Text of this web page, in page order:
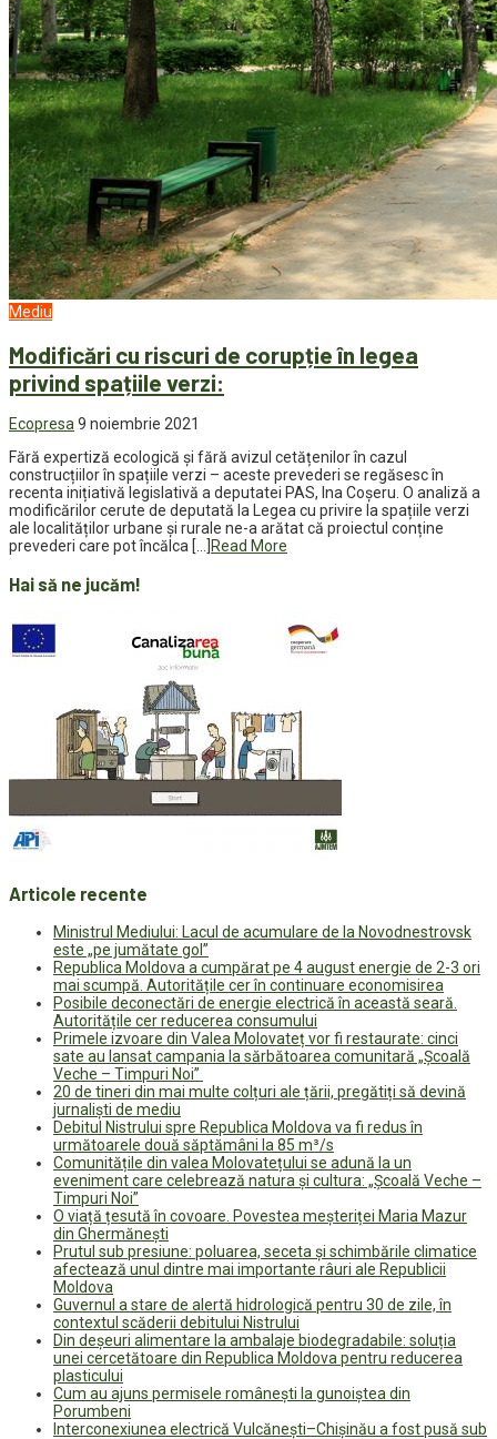
Mediu
Modificări cu riscuri de corupție în legea
privind spațiile verzi:
Ecopresa9 noiembrie 2021
Fără expertiză ecologică și fără avizul cetățenilor în cazul
construcțiilor în spațiile verzi – aceste prevederi se regăsesc în
recenta inițiativă legislativă a deputatei PAS, Ina Coșeru. O analiză a
modificărilor cerute de deputată la Legea cu privire la spațiile verzi
ale localităților urbane și rurale ne-a arătat că proiectul conține
prevederi care pot încălca […] Read More
Hai să ne jucăm!
Articole recente
Ministrul Mediului: Lacul de acumulare de la Novodnestrovsk
este „pe jumătate gol”
Republica Moldova a cumpărat pe 4 august energie de 2-3 ori
mai scumpă. Autoritățile cer în continuare economisirea
Posibile deconectări de energie electrică în această seară.
Autoritățile cer reducerea consumului
Primele izvoare din Valea Molovateț vor fi restaurate: cinci
sate au lansat campania la sărbătoarea comunitară „Școală
Veche – Timpuri Noi”
20 de tineri din mai multe colțuri ale țării, pregătiți să devină
jurnaliști de mediu
Debitul Nistrului spre Republica Moldova va fi redus în
următoarele două săptămâni la 85 m³/s
Comunitățile din valea Molovatețului se adună la un
eveniment care celebrează natura și cultura: „Școală Veche –
Timpuri Noi”
O viață țesută în covoare. Povestea meșteriței Maria Mazur
din Ghermănești
Prutul sub presiune: poluarea, seceta și schimbările climatice
afectează unul dintre mai importante râuri ale Republicii
Moldova
Guvernul a stare de alertă hidrologică pentru 30 de zile, în
contextul scăderii debitului Nistrului
Din deșeuri alimentare la ambalaje biodegradabile: soluția
unei cercetătoare din Republica Moldova pentru reducerea
plasticului
Cum au ajuns permisele românești la gunoiștea din
Porumbeni
Interconexiunea electrică Vulcănești–Chișinău a fost pusă sub